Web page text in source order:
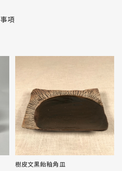
項
樹皮文黒飴釉角皿